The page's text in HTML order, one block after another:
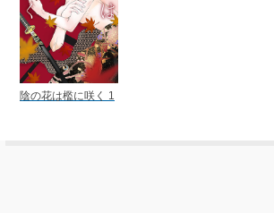
陰の花は檻に咲く 1